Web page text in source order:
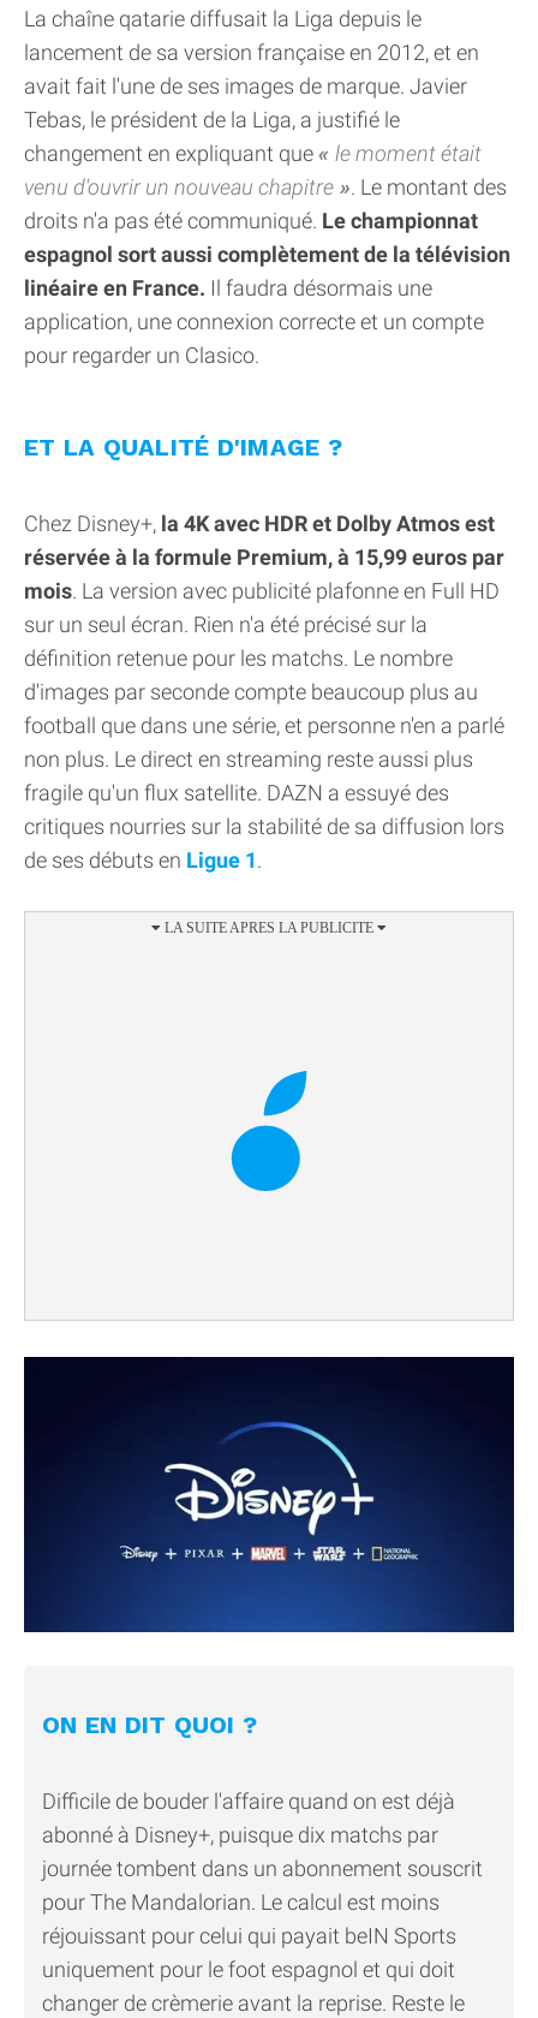
La chaîne qatarie diffusait la Liga depuis le
lancement de sa version française en 2012, et en
avait fait l'une de ses images de marque. Javier
Tebas, le président de la Liga, a justifié le
changement en expliquant que
le moment était
venu d'ouvrir un nouveau chapitre
. Le montant des
droits n'a pas été communiqué. Le championnat
espagnol sort aussi complètement de la télévision
linéaire en France. Il faudra désormais une
application, une connexion correcte et un compte
pour regarder un Clasico.
ET LA QUALITÉ D'IMAGE ?
Chez Disney+, la 4K avec HDR et Dolby Atmos est
réservée à la formule Premium, à 15,99 euros par
mois. La version avec publicité plafonne en Full HD
sur un seul écran. Rien n'a été précisé sur la
définition retenue pour les matchs. Le nombre
d'images par seconde compte beaucoup plus au
football que dans une série, et personne n'en a parlé
non plus. Le direct en streaming reste aussi plus
fragile qu'un flux satellite. DAZN a essuyé des
critiques nourries sur la stabilité de sa diffusion lors
de ses débuts en Ligue 1.
ON EN DIT QUOI ?
Difficile de bouder l'affaire quand on est déjà
abonné à Disney+, puisque dix matchs par
journée tombent dans un abonnement souscrit
pour The Mandalorian. Le calcul est moins
réjouissant pour celui qui payait beIN Sports
uniquement pour le foot espagnol et qui doit
changer de crèmerie avant la reprise. Reste le